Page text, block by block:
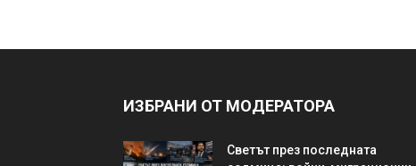
ИЗБРАНИ ОТ МОДЕРАТОРА
Светът през последната